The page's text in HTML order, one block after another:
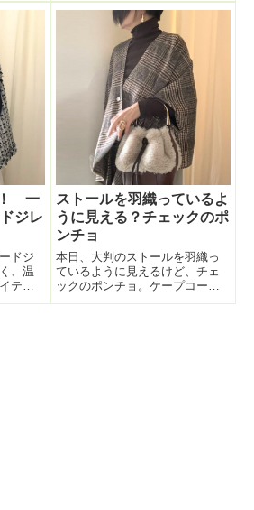
で秋の
脱力
は楽
き
げさなアウターはイヤだし、テ
ーラードジャケットも違う、ト
レンチはかさばり過ぎる…とい
う時に最適な「シアーブルゾ
ン」。・シアーブルゾ...
！ 一
ジレ
ドジ
、温
テ
織も
ストールを羽織っているよ
うに見える？チェックのポ
ンチョ
本日、大判のストールを羽織っ
ているように見えるけど、チェ
ックのポンチョ。ケープコート
というか。形がすごく面白い。